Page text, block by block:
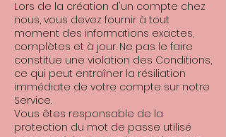
Lors de la création d'un compte chez
nous, vous devez fournir à tout
moment des informations exactes,
complètes et à jour. Ne pas le faire
constitue une violation des Conditions,
ce qui peut entraîner la résiliation
immédiate de votre compte sur notre
Service.
Vous êtes responsable de la
protection du mot de passe utilisé